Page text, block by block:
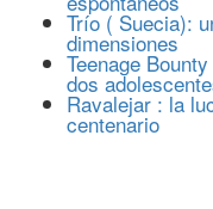
Trío ( Suecia):
dimensiones
Teenage
dos
Ravalejar : la
centenario